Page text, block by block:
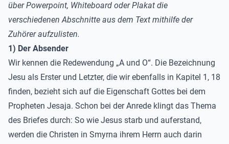
über Powerpoint, Whiteboard oder Plakat die
verschiedenen Abschnitte aus dem Text mithilfe der
Zuhörer aufzulisten.
1) Der Absender
Wir kennen die Redewendung „A und O“. Die Bezeichnung
Jesu als Erster und Letzter, die wir ebenfalls in Kapitel 1, 18
finden, bezieht sich auf die Eigenschaft Gottes bei dem
Propheten Jesaja. Schon bei der Anrede klingt das Thema
des Briefes durch: So wie Jesus starb und auferstand,
werden die Christen in Smyrna ihrem Herrn auch darin